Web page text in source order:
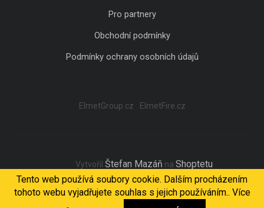
Tento web používá soubory cookie. Dalším procházením
tohoto webu vyjadřujete souhlas s jejich používáním.. Více
Pro partnery
Obchodní podmínky
Podmínky ochrany osobních údajů
ElmetGroup.cz ElmetFire.cz
Vytvořil Štefan Mazáň na Shoptetu
Copyright 2026 ELMET Light. Všechna práva vyhrazena.